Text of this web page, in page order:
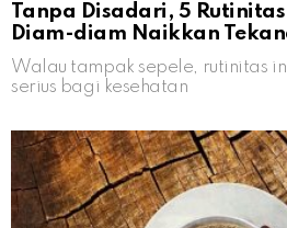
Tanpa Disadari, 5
Diam-diam Naikkan
Walau tampak sepele, rutinitas
serius bagi kesehatan